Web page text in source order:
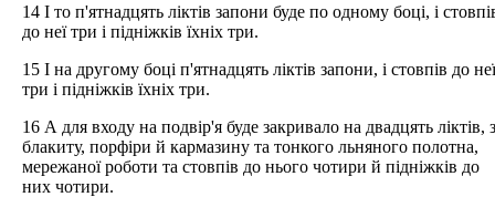
14 І то п'ятнадцять ліктів запони буде по одному боці, і
до неї три і підніжків їхніх три.
15 І на другому боці п'ятнадцять ліктів запони, і стовпів до неї
три і підніжків їхніх три.
16 А для входу на подвір'я буде закривало на двадцять ліктів, з
блакиту, порфіри й кармазину та тонкого льняного полотна,
мережаної роботи та стовпів до нього чотири й підніжків до
них чотири.